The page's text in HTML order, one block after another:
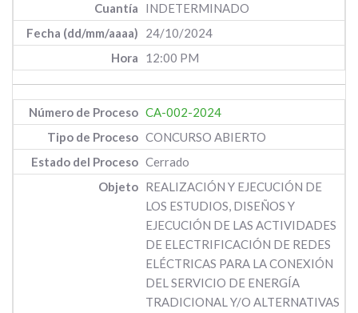
INDETERMINADO
24/10/2024
12:00 PM
CA-002-2024
CONCURSO ABIERTO
Cerrado
REALIZACIÓN Y EJECUCIÓN DE
LOS ESTUDIOS, DISEÑOS Y
EJECUCIÓN DE LAS ACTIVIDADES
DE ELECTRIFICACIÓN DE REDES
ELÉCTRICAS PARA LA CONEXIÓN
DEL SERVICIO DE ENERGÍA
TRADICIONAL Y/O ALTERNATIVAS